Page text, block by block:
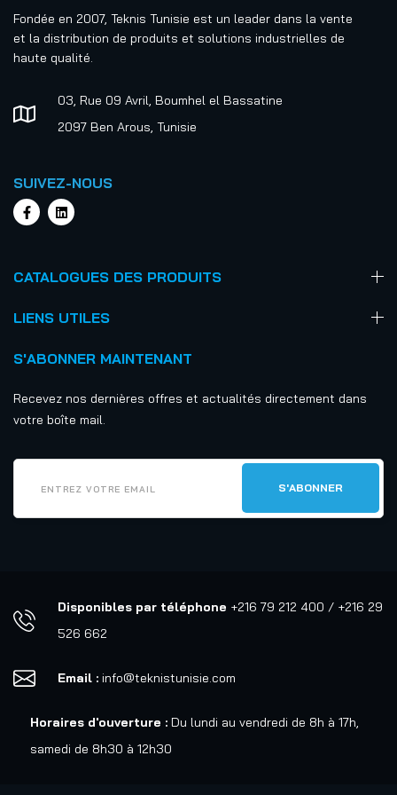
Fondée en 2007, Teknis Tunisie est un leader dans la vente
et la distribution de produits et solutions industrielles de
haute qualité.
03, Rue 09 Avril, Boumhel el Bassatine
2097 Ben Arous, Tunisie
SUIVEZ-NOUS
CATALOGUES DES PRODUITS
LIENS UTILES
S'ABONNER MAINTENANT
Recevez nos dernières offres et actualités directement dans
votre boîte mail.
Disponibles par téléphone +216 79 212 400 / +216 29
526 662
Email : info@teknistunisie.com
Horaires d'ouverture : Du lundi au vendredi de 8h à 17h,
samedi de 8h30 à 12h30